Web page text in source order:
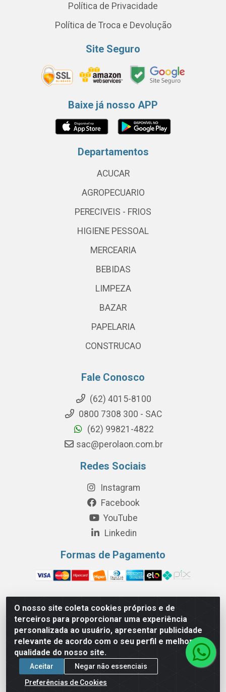
O nosso site coleta cookies próprios e de
terceiros para proporcionar uma experiência
personalizada ao usuário, apresentar publicidade
relevante de acordo com o seu perfil e melhorar a
qualidade do nosso site.
Aceitar
Negar não essenciais
Preferências de Cookies
Política de Privacidade
Política de Troca e Devolução
Site Seguro
Baixe já nosso APP
Departamentos
ACUCAR
AGROPECUARIO
PERECIVEIS - FRIOS
HIGIENE PESSOAL
MERCEARIA
BEBIDAS
LIMPEZA
BAZAR
PAPELARIA
CONSTRUCAO
Fale Conosco
(62) 4015-8100
0800 7308 300 - SAC
(62) 99821-4822
sac@perolaon.com.br
Redes Sociais
Instagram
Facebook
YouTube
Linkedin
Formas de Pagamento
Perola Distribuição e Logística S/A - Av. Anhanguera km 24 N°
200 Bloco 12-A -Jardim Jaraguá, São Paulo/SP - Cep 05.275-
000 - CNPJ 06.204.131/0001-77